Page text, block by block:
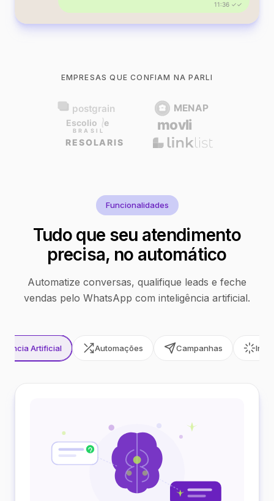
11:36 ✓✓
EMPRESAS QUE CONFIAM NA PARLI
Funcionalidades
Tudo que seu atendimento
precisa, no automático
Automatize conversas, qualifique leads e feche
vendas pelo WhatsApp com inteligência artificial.
Artificial Automações Campanhas